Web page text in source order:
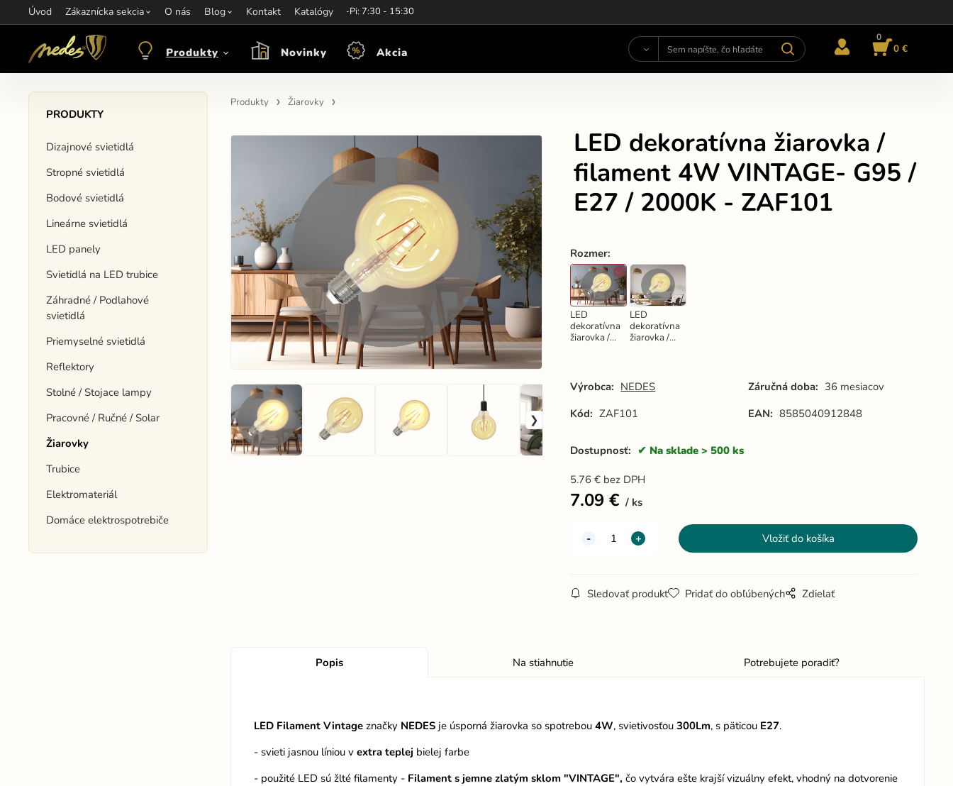
Úvod Zákaznícka sekcia O nás Blog Kontakt Katalógy
Informácie:info@nedes.sk Kontakt:+421 907 263 473Otváracie hodiny: Po-Pi: 7:30 - 15:30
Produkty Novinky Akcia
0
0 €
PRODUKTY
Dizajnové svietidlá
Stropné svietidlá
Bodové svietidlá
Lineárne svietidlá
LED panely
Svietidlá na LED trubice
Záhradné / Podlahové
svietidlá
Priemyselné svietidlá
Reflektory
Stolné / Stojace lampy
Pracovné / Ručné / Solar
Žiarovky
Trubice
Elektromateriál
Domáce elektrospotrebiče
Produkty Žiarovky
LED dekoratívna žiarovka /
filament 4W VINTAGE- G95 /
E27 / 2000K - ZAF101
Rozmer:
LED
dekoratívna
žiarovka /
G95 / E27 /
2000K -
ZAF101
LED
dekoratívna
žiarovka /
G125 / E27
/ 2000K -
Výrobca: NEDES Záručná doba: 36 mesiacov
Kód: ZAF101 EAN: 8585040912848
Dostupnosť: Na sklade > 500 ks
5.76 € bez DPH
7.09 € ks
Sledovať produkt Pridať do obľúbených Zdielať
Popis Na stiahnutie Potrebujete poradiť?
LED Filament Vintageznačky NEDESje úsporná žiarovka so spotrebou 4W, svietivosťou300Lm, s päticou E27.
- svieti jasnou líniou v extra teplej bielej farbe
- použité LED sú žlté filamenty -Filament s jemne zlatým sklom "VINTAGE", čo vytvára ešte krajší vizuálny efekt, vhodný na dotvorenie